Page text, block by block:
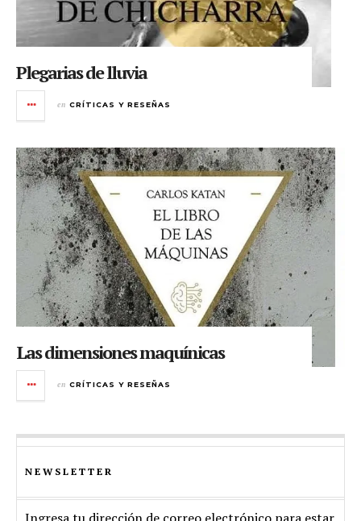
Plegarias de lluvia
en CRÍTICAS Y RESEÑAS
Las dimensiones maquínicas
en CRÍTICAS Y RESEÑAS
NEWSLETTER